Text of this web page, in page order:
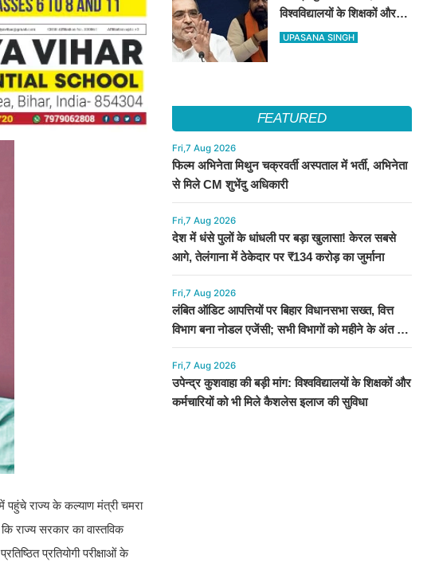
राज्य के कल्याण मंत्री चमरा
राज्य सरकार का वास्तविक
प्रतियोगी परीक्षाओं के
विश्वविद्यालयों के शिक्षकों और
कर्मचारियों को भी मिले कैशलेस
UPASANA SINGH
FEATURED
Fri,7 Aug 2026
फिल्म अभिनेता मिथुन चक्रवर्ती अस्पताल में भर्ती, अभिनेता
से मिले CM शुभेंदु अधिकारी
Fri,7 Aug 2026
देश में धंसे पुलों के धांधली पर बड़ा खुलासा! केरल सबसे
आगे, तेलंगाना में ठेकेदार पर ₹134 करोड़ का जुर्माना
Fri,7 Aug 2026
लंबित ऑडिट आपत्तियों पर बिहार विधानसभा सख्त, वित्त
विभाग बना नोडल एजेंसी; सभी विभागों को महीने के अंत तक
कार्रवाई के निर्देश
Fri,7 Aug 2026
उपेन्द्र कुशवाहा की बड़ी मांग: विश्वविद्यालयों के शिक्षकों और
कर्मचारियों को भी मिले कैशलेस इलाज की सुविधा